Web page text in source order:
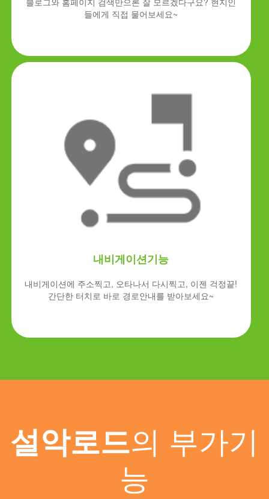
들에게 직접 물어보세요~
내비게이션기능
내비게이션에 주소찍고, 오타나서 다시찍고, 이젠 걱정끝!
간단한 터치로 바로 경로안내를 받아보세요~
설악로드의 부가기
능